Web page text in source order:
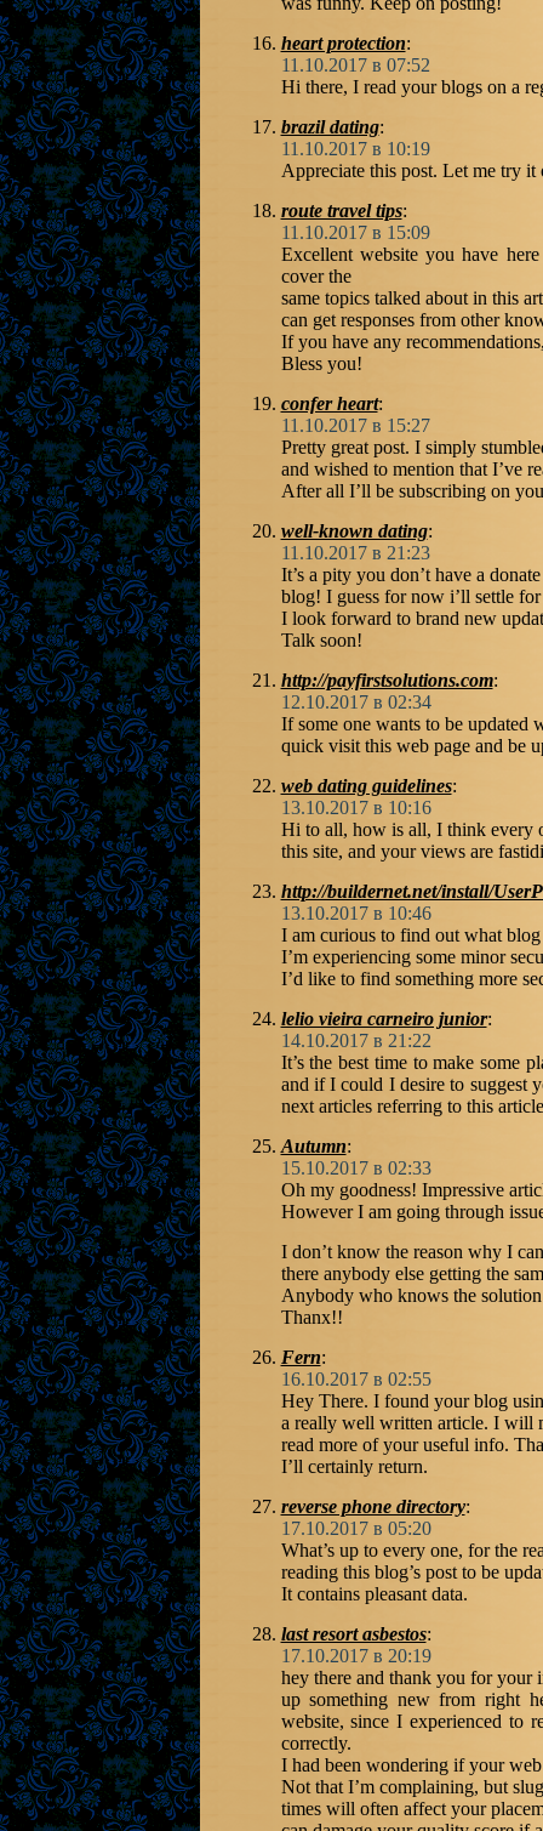
heart protection:
11.10.2017 в 07:52
Hi there, I read your blogs on a
brazil dating:
11.10.2017 в 10:19
Appreciate this post. Let me try it
route travel tips:
11.10.2017 в 15:09
Excellent website you have
cover the
same topics talked about in this
can get responses from other
If you have any
Bless you!
confer heart:
11.10.2017 в 15:27
Pretty great post. I simply
and wished to mention that I’ve
After all I’ll be subscribing on
well-known dating:
11.10.2017 в 21:23
It’s a pity you don’t have a
blog! I guess for now i’ll settle
I look forward to brand new
Talk soon!
http://payfirstsolutions.com:
12.10.2017 в 02:34
If some one wants to be updated
quick visit this web page and be
web dating guidelines:
13.10.2017 в 10:16
Hi to all, how is all, I think every
this site, and your views are
http://buildernet.net/install/
13.10.2017 в 10:46
I am curious to find out what
I’m experiencing some minor
I’d like to find something more
lelio vieira carneiro junior:
14.10.2017 в 21:22
It’s the best time to make some
and if I could I desire to suggest
next articles referring to this
Autumn:
15.10.2017 в 02:33
Oh my goodness! Impressive
However I am going through
I don’t know the reason why I
there anybody else getting the
Anybody who knows the
Thanx!!
Fern:
16.10.2017 в 02:55
Hey There. I found your blog
a really well written article. I will
read more of your useful info.
I’ll certainly return.
reverse phone directory:
17.10.2017 в 05:20
What’s up to every one, for the
reading this blog’s post to be
It contains pleasant data.
last resort asbestos:
17.10.2017 в 20:19
hey there and thank you for
up something new from right
website, since I experienced to
correctly.
I had been wondering if your
Not that I’m complaining, but
times will often affect your